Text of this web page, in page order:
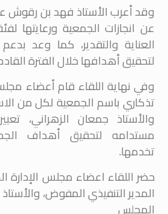
وقد أعرب الأستاذ فهد بن رقوش
عن انجازات الجمعية ورعايتها
العناية والتقدير، كما وعد
لتحقيق أهدافها خلال الفترة
وفي نهاية اللقاء قام أعضاء
تذكاري باسم الجمعية لكل من
والأستاذ جمعان الزهراني،
مستدامه لتحقيق أهداف
تخدمها.
حضر اللقاء اعضاء مجلس
المدير التنفيذي المفوض،
المجلس